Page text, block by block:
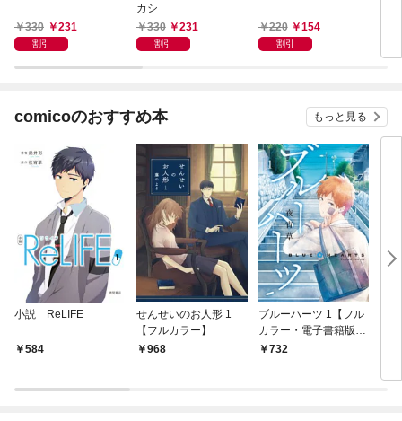
330 231
割引
カシ
330
231
割引
220 154
割引
comicoのおすすめ本 もっと見る
小説 ReLIFE
584
せんせいのお人形 1
【フルカラー】
968
ブルーハーツ 1【フル
カラー・電子書籍版限
定特典付】
732
俺
す